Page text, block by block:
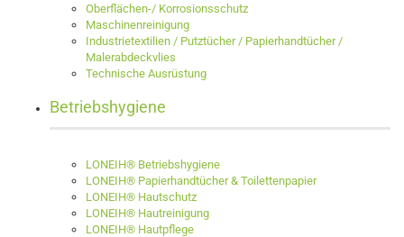
Oberflächen-/ Korrosionsschutz
Maschinenreinigung
Industrietextilien / Putztücher / Papierhandtücher /
Malerabdeckvlies
Technische Ausrüstung
Betriebshygiene
LONEIH® Betriebshygiene
LONEIH® Papierhandtücher & Toilettenpapier
LONEIH® Hautschutz
LONEIH® Hautreinigung
LONEIH® Hautpflege